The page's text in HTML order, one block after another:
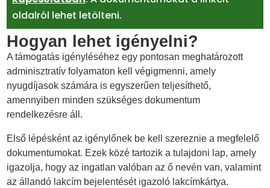
oldalról lehet letölteni.
Hogyan lehet igényelni?
A támogatás igényléséhez egy pontosan meghatározott
adminisztratív folyamaton kell végigmenni, amely
nyugdíjasok számára is egyszerűen teljesíthető,
amennyiben minden szükséges dokumentum
rendelkezésre áll.
Első lépésként az igénylőnek be kell szereznie a megfelelő
dokumentumokat. Ezek közé tartozik a tulajdoni lap, amely
igazolja, hogy az ingatlan valóban az ő nevén van, valamint
az állandó lakcím bejelentését igazoló lakcímkártya.